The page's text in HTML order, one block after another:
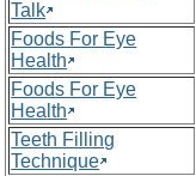
Talk
Foods For Eye
Health
Foods For Eye
Health
Teeth Filling
Technique